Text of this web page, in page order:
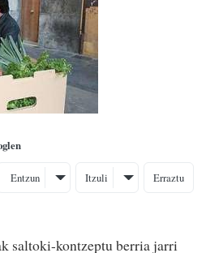
Entzun Itzuli Erraztu
saltoki-kontzeptu berria jarri